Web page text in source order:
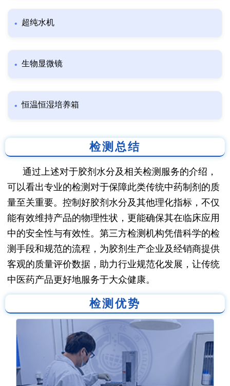
超纯水机
生物显微镜
恒温恒湿培养箱
检测总结
通过上述对于胶剂水分及相关检测服务的介绍，
可以看出专业的检测对于保障此类传统中药制剂的质
量至关重要。控制好胶剂水分及其他理化指标，不仅
能有效维持产品的物理性状，更能确保其在临床应用
中的安全性与有效性。第三方检测机构凭借科学的检
测手段和规范的流程，为胶剂生产企业及经销商提供
客观的质量评价数据，助力行业规范化发展，让传统
中医药产品更好地服务于大众健康。
检测优势